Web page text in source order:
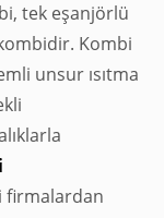
tek eşanjörlü
Kombi
unsur ısıtma
firmalardan